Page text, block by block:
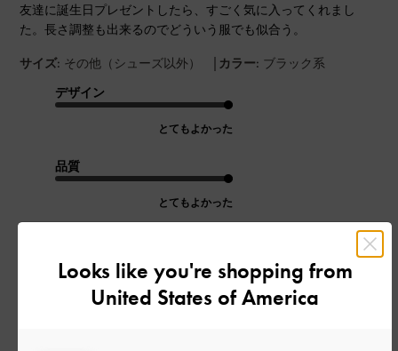
友達に誕生日プレゼントしたら、すごく気に入ってくれまし
た。長さ調整も出来るのでどういう服でも似合う。
サイズ: その他（シューズ以外） | カラー: ブラック系
デザイン
とてもよかった
品質
とてもよかった
このレビューは役に立ちましたか？
Looks like you're shopping from
United States of America